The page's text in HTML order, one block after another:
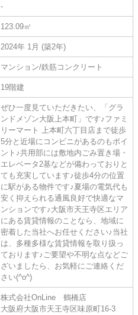
-
123.09㎡
2024年 1月 (築2年)
マンション/鉄筋コンクリート
19階建
ぜひ一度見ていただきたい、「グラ
ンドメゾン大阪上本町」です♪ファミ
リーマート 上本町六丁目店まで徒歩
5分と近場にコンビニがあるのもポイ
ント♪共用部には敷地内ごみ置き場・
エレベータ2基などが備わっておりと
ても充実しています♪徒歩4分の位置
に駅がある物件です♪夏場の電気代も
安く抑えられる通風良好で快適なマ
ンションです♪大阪市天王寺区エリア
にある賃貸情報のことなら、地域に
密着した当社へお任せください♪当社
は、多種多様な賃貸情報を取り扱っ
ております♪ご要望や不明な点などご
ざいましたら、お気軽にご連絡くだ
さい(^o^)
株式会社OnLine 鶴橋店
大阪府大阪市天王寺区味原町16-3